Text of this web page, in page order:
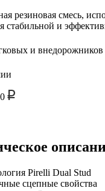
резиновая смесь,
стабильной и
и внедорожников
Pirelli Dual Stud
сцепные свойства